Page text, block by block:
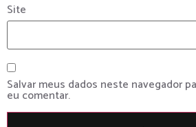
Site
Salvar meus dados neste navegador
eu comentar.